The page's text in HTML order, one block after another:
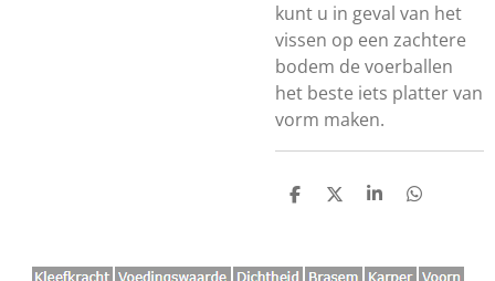
kunt u in geval van het
vissen op een zachtere
bodem de voerballen
het beste iets platter van
vorm maken.
D
N
D
S
E
D
N